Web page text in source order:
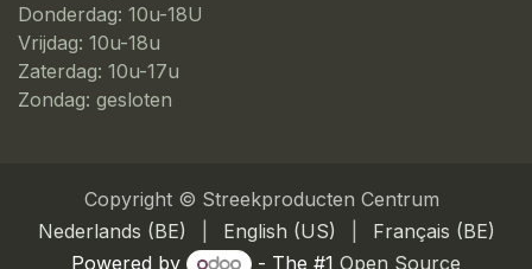
Donderdag: 10u-18U
Vrijdag: 10u-18u
Zaterdag: 10u-17u
Zondag: gesloten
Copyright © Streekproducten Centrum
Nederlands (BE)
English (US)
Français (BE)
Powered by
- The #1 Open Source